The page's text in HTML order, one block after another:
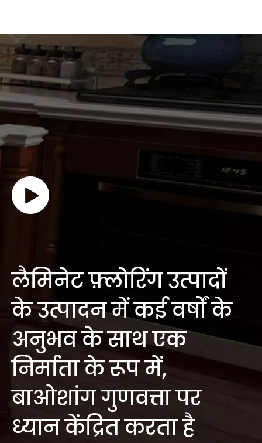
लैमिनेट फ़्लोरिंग उत्पादों
के उत्पादन में कई वर्षों के
अनुभव के साथ एक
निर्माता के रूप में,
बाओशांग गुणवत्ता पर
ध्यान केंद्रित करता है